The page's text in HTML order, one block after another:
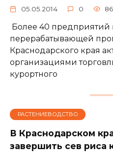
05.05.2014 0
Более 40
перерабатывающей
Краснодарского края
организациями
курортного
РАСТЕНИЕВОДСТВО
В Краснодарском
завершить сев риса